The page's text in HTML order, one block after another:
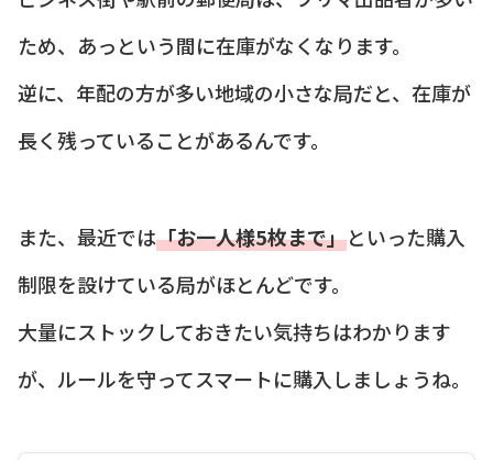
ため、あっという間に在庫がなくなります。
逆に、年配の方が多い地域の小さな局だと、在庫が
長く残っていることがあるんです。
また、最近では「お一人様5枚まで」といった購入
制限を設けている局がほとんどです。
大量にストックしておきたい気持ちはわかります
が、ルールを守ってスマートに購入しましょうね。